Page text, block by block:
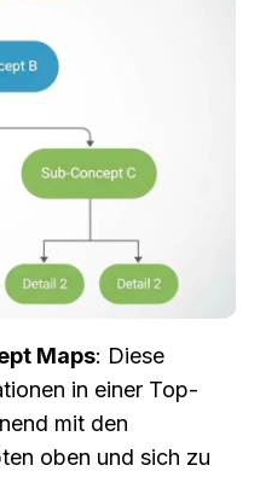
Maps: Diese
in einer Top-
mit den
oben und sich zu